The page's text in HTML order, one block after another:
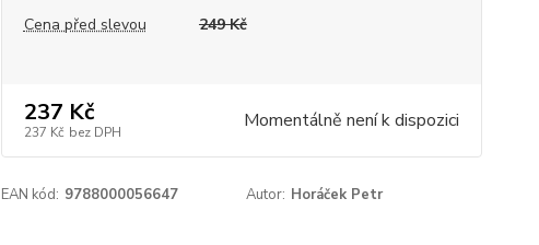
Cena před slevou
249 Kč
237 Kč
237 Kč bez DPH Momentálně není k dispozici
EAN kód: 9788000056647 Autor: Horáček Petr